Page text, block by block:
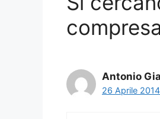
Antonio
26 Aprile